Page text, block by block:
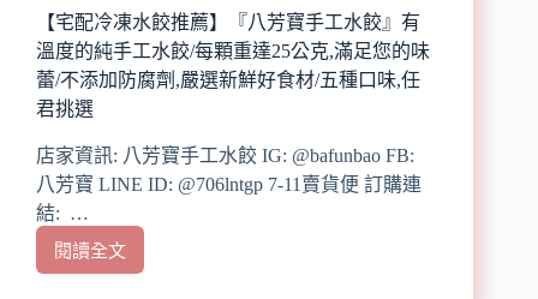
溫
保
存/
無
防
腐
劑
添
皮
蛋
【宅配冷凍水餃推薦】『八芳寶手工水餃』有
溫度的純手工水餃/每顆重達25公克,滿足您的味
蕾/不添加防腐劑,嚴選新鮮好食材/五種口味,任
君挑選
店家資訊: 八芳寶手工水餃 IG: @bafunbao FB:
八芳寶 LINE ID: @706lntgp 7-11賣貨便 訂購連
結: …
閱讀全文
【宅